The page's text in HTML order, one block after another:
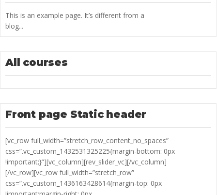
This is an example page. It’s different from a
blog...
All courses
Front page Static header
[vc_row full_width=”stretch_row_content_no_spaces”
css=”.vc_custom_1432531325225{margin-bottom: 0px
!important;}”][vc_column][rev_slider_vc][/vc_column]
[/vc_row][vc_row full_width=”stretch_row”
css=”.vc_custom_1436163428614{margin-top: 0px